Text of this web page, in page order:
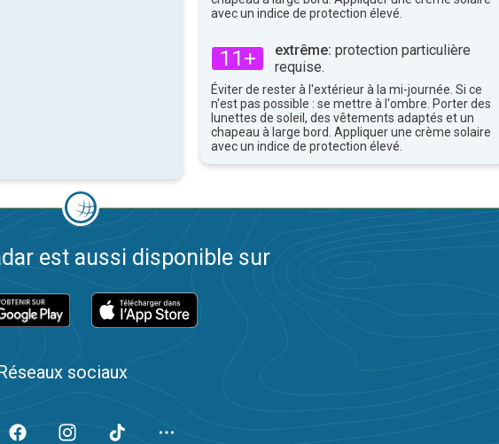
avec un indice de protection élevé.
11+ extrême: protection particulière
requise.
Éviter de rester à l'extérieur à la mi-journée. Si ce
n'est pas possible : se mettre à l'ombre. Porter des
lunettes de soleil, des vêtements adaptés et un
chapeau à large bord. Appliquer une crème solaire
avec un indice de protection élevé.
est aussi disponible sur
sociaux